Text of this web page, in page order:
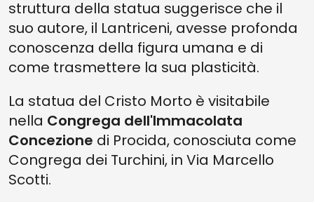
struttura della statua suggerisce che il
suo autore, il Lantriceni, avesse profonda
conoscenza della figura umana e di
come trasmettere la sua plasticità.
La statua del Cristo Morto è visitabile
nella Congrega dell'Immacolata
Concezione di Procida, conosciuta come
Congrega dei Turchini, in Via Marcello
Scotti.